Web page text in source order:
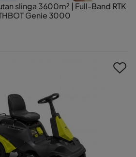
slinga 3600m² | Full-Band RTK
Genie 3000